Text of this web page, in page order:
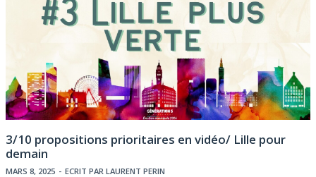
3/10 propositions prioritaires en vidéo/ Lille pour
demain
MARS 8, 2025 - ECRIT PAR LAURENT PERIN